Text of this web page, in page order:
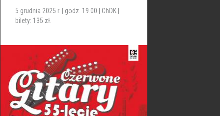
5 grudnia 2025 r. | godz. 19.00 | ChDK |
bilety: 135 zł.